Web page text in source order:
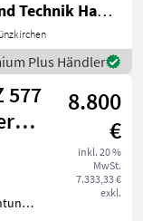
Land und Technik HandelsgesmbH
Plus Händler
577
8.800
€
inkl. 20 %
MwSt.
7.333,33 €
exkl.